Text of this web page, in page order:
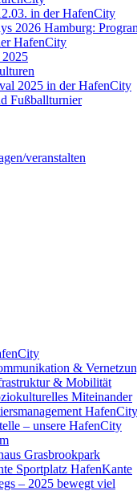
in der HafenCity
2026 Hamburg:
HafenCity
2025 in der HafenCity
Fußballturnier
veranstalten
&
& Mobilität
Miteinander
– unsere HafenCity
Grasbrookpark
Sportplatz HafenKante
– 2025 bewegt viel